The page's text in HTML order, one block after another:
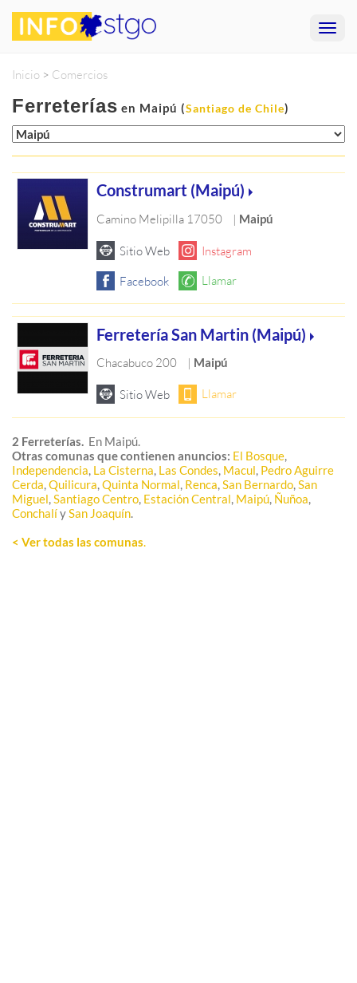
Inicio > Comercios
Ferreterías en Maipú (Santiago de Chile)
Construmart (Maipú)
Camino Melipilla 17050 | Maipú
Ferretería San Martin (Maipú)
Chacabuco 200 | Maipú
2 Ferreterías. En Maipú.
Otras comunas que contienen anuncios: El Bosque,
Independencia, La Cisterna, Las Condes, Macul, Pedro Aguirre
Cerda,Quilicura,Quinta Normal, Renca,San Bernardo,San
Miguel,Santiago Centro, Estación Central, Maipú, Ñuñoa,
ConchalíySan Joaquín.
< Ver todas las comunas.